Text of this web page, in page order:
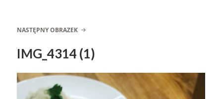
NASTĘPNY OBRAZEK
IMG_4314 (1)